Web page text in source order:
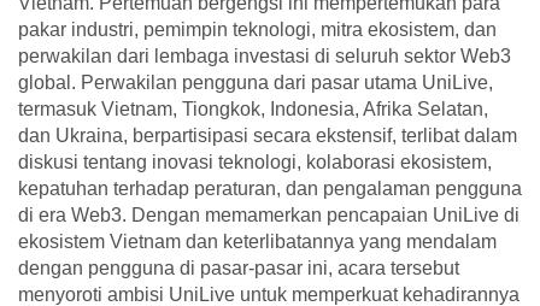
pakar industri, pemimpin teknologi, mitra ekosistem, dan
perwakilan dari lembaga investasi di seluruh sektor Web3
global. Perwakilan pengguna dari pasar utama UniLive,
termasuk Vietnam, Tiongkok, Indonesia, Afrika Selatan,
dan Ukraina, berpartisipasi secara ekstensif, terlibat dalam
diskusi tentang inovasi teknologi, kolaborasi ekosistem,
kepatuhan terhadap peraturan, dan pengalaman pengguna
di era Web3. Dengan memamerkan pencapaian UniLive di
ekosistem Vietnam dan keterlibatannya yang mendalam
dengan pengguna di pasar-pasar ini, acara tersebut
menyoroti ambisi UniLive untuk memperkuat kehadirannya